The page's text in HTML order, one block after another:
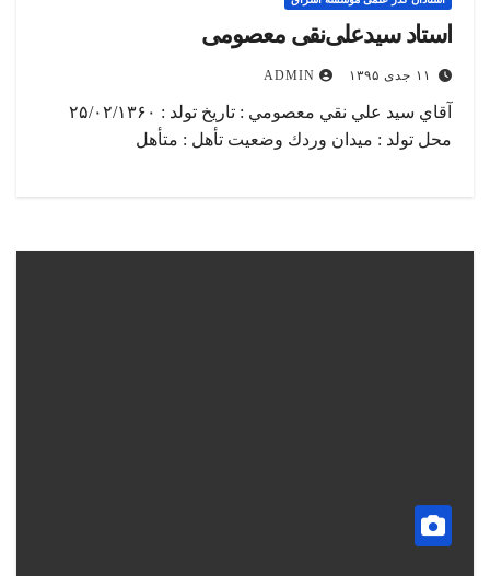
استاد سیدعلی‎نقی معصومی
۱۱ جدی ۱۳۹۵ ADMIN
آقاي سيد علي نقي معصومي : تاریخ تولد : ۲۵/۰۲/۱۳۶۰
محل تولد : ميدان وردك وضعیت تأهل : متأهل